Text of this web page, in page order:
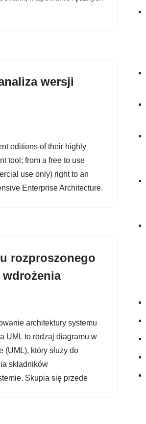
wersji
editions of their highly
tool; from a free to use
use only) right to an
Enterprise Architecture.
rozproszonego
architektury systemu
UML to rodzaj diagramu w
który służy do
składników
Skupia się przede